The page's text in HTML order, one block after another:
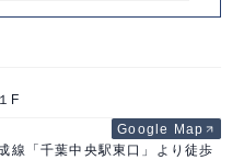
F
線「千葉中央駅東口」より徒歩
Google Map